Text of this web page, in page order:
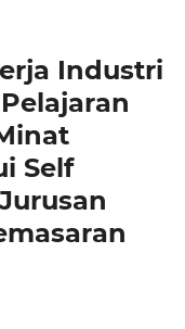
Industri
Self